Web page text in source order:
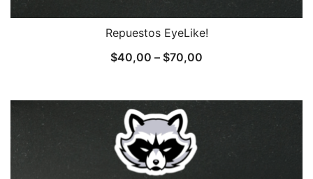
Repuestos EyeLike!
$40,00 – $70,00